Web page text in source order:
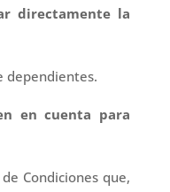
directamente la
dependientes.
en cuenta para
Condiciones que,